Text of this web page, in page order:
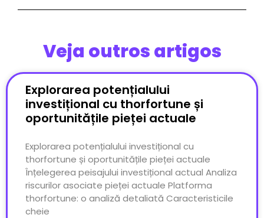
Veja outros artigos
Explorarea potențialului
investițional cu thorfortune și
oportunitățile pieței actuale
Explorarea potențialului investițional cu
thorfortune și oportunitățile pieței actuale
Înțelegerea peisajului investițional actual Analiza
riscurilor asociate pieței actuale Platforma
thorfortune: o analiză detaliată Caracteristicile
cheie